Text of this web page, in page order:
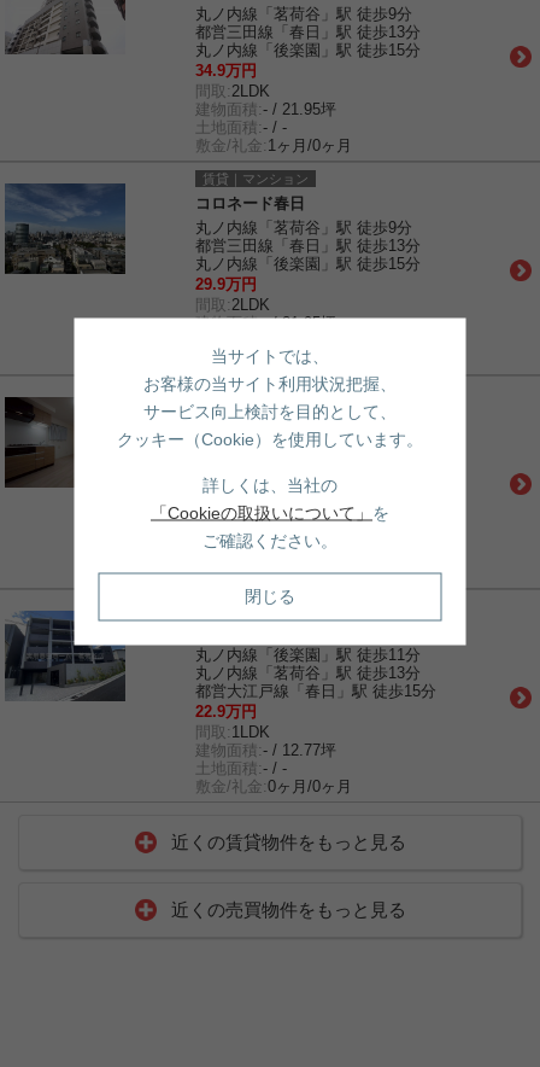
丸ノ内線「茗荷谷」駅 徒歩9分
都営三田線「春日」駅 徒歩13分
丸ノ内線「後楽園」駅 徒歩15分
34.9万円
間取: 2LDK
建物面積:- / 21.95坪
土地面積:- / -
敷金/礼金: 1ヶ月/0ヶ月
賃貸｜マンション
コロネード春日
丸ノ内線「茗荷谷」駅 徒歩9分
都営三田線「春日」駅 徒歩13分
丸ノ内線「後楽園」駅 徒歩15分
29.9万円
間取: 2LDK
建物面積:- / 21.95坪
敷金/礼金: 1ヶ月/0ヶ月
賃貸｜マンション
PRIMAVERA桜坂
丸ノ内線「茗荷谷」駅 徒歩7分
都営大江戸線「春日」駅 徒歩20分
15.7万円
間取:1R＋1S(納戸)
建物面積:- / 10.74坪
土地面積: - / -
敷金/礼金:15.7万円/1.5ヶ月
賃貸｜マンション
丸ノ内線「後楽園」駅 徒歩11分
丸ノ内線「茗荷谷」駅 徒歩13分
都営大江戸線「春日」駅 徒歩15分
22.9万円
間取: 1LDK
建物面積:- / 12.77坪
土地面積:- / -
敷金/礼金:0ヶ月/0ヶ月
近くの賃貸物件をもっと見る
近くの売買物件をもっと見る
当サイトでは、
お客様の当サイト利用状況把握、
サービス向上検討を目的として、
クッキー（Cookie）を使用しています。
詳しくは、当社の
「Cookieの取扱いについて」 を
ご確認ください。
閉じる